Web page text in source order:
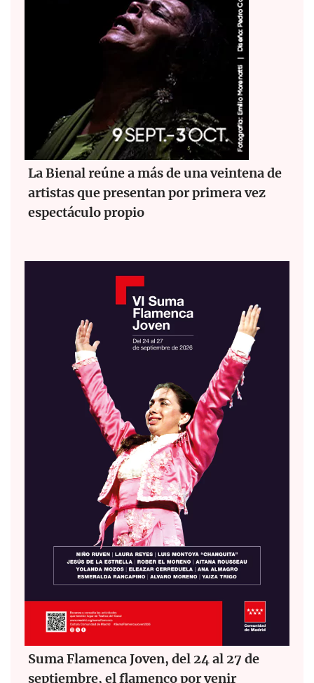
La Bienal reúne a más de una veintena de
artistas que presentan por primera vez
espectáculo propio
Suma Flamenca Joven, del 24 al 27 de
septiembre, el flamenco por venir